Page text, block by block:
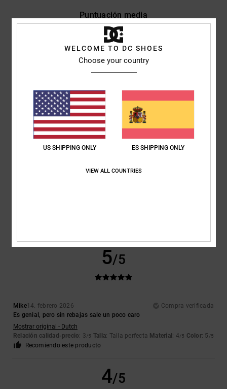
Puntuación media
4.7 /5
3 reseñas verificadasdesde enero 2026
Comodidad
5.0
Relación calidad-precio
Talla
Material
5/5
Mike14. febrero 2026
Compra verificada
Es genial, pero sin rebajas sale un poco caro
Mostrar original - Dutch
Relación calidad-precio: 3/5 Talla: Talla perfecta Material : 4/5 Color: 5 /5
Recomiendo este producto
4/5
WELCOME TO DC SHOES
Choose your country
US SHIPPING ONLY ES SHIPPING ONLY
VIEW ALL COUNTRIES